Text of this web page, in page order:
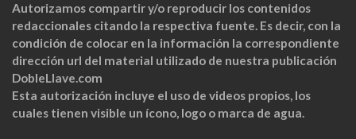
Autorizamos compartir y/o reproducir los contenidos
redaccionales citando la respectiva fuente. Es decir, con la
condición de colocar en la información la correspondiente
dirección url del material utilizado de nuestra publicación
DobleLlave.com
Esta autorización incluye el uso de videos propios, los
cuales tienen visible un ícono, logo o marca de agua.